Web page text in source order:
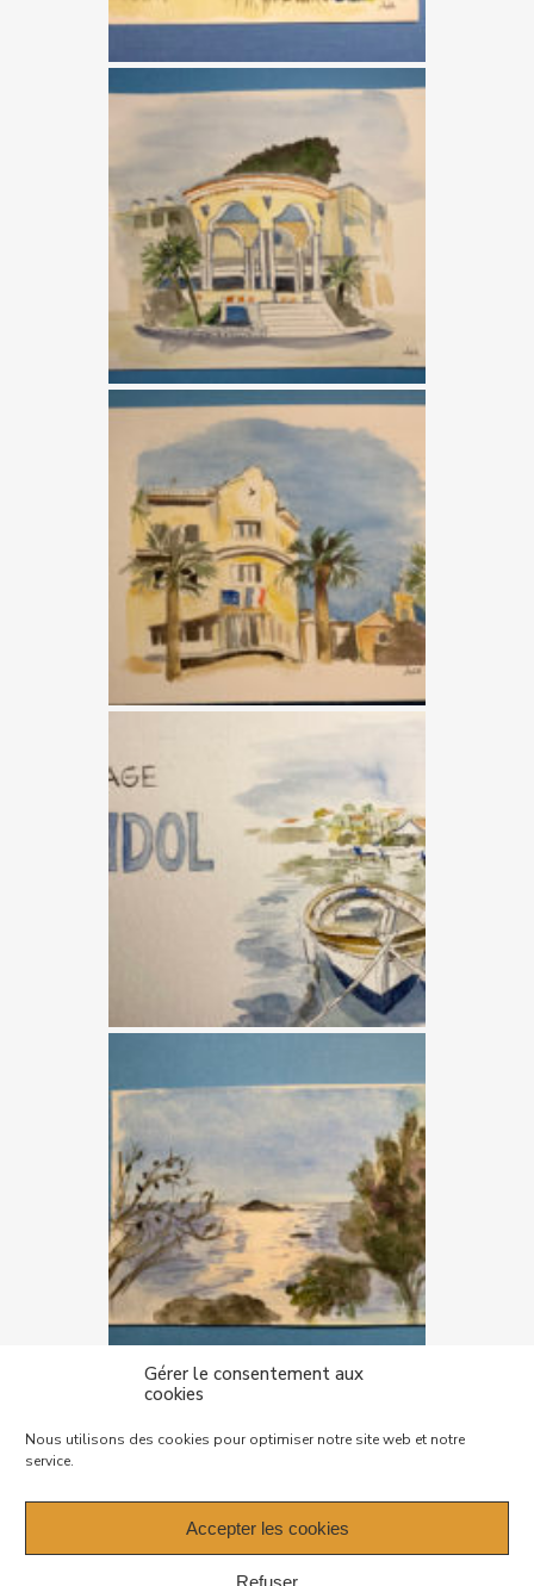
Gérer le consentement aux
cookies
Nous utilisons des cookies pour optimiser notre site web et notre
service.
Accepter les cookies
Refuser
confidentialité